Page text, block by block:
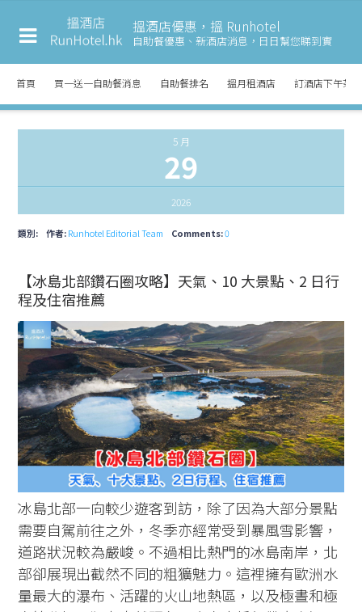
搵酒店優惠，搵 Runhotel
自助餐優惠、新酒店消息， 日日幫您睇到實
首頁 買一送一自助餐消息 自助餐排名 搵月租酒店 訂酒店下午茶
5 月
29
2026
類別: 作者:Runhotel Editorial Team Comments:0
【冰島北部鑽石圈攻略】天氣、10 大景點、2 日行
程及住宿推薦
冰島北部一向較少遊客到訪，除了因為大部分景點
需要自駕前往之外，冬季亦經常受到暴風雪影響，
道路狀況較為嚴峻。不過相比熱門的冰島南岸，北
部卻展現出截然不同的粗獷魅力。這裡擁有歐洲水
量最大的瀑布、活躍的火山地熱區，以及極晝和極